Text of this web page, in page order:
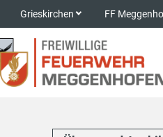
Grieskirchen FF